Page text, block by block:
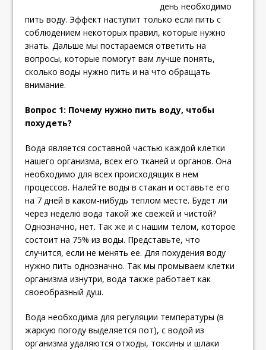
день необходимо
пить воду. Эффект наступит только если пить с
соблюдением некоторых правил, которые нужно
знать. Дальше мы постараемся ответить на
вопросы, которые помогут вам лучше понять,
сколько воды нужно пить и на что обращать
внимание.
Вопрос 1: Почему нужно пить воду, чтобы
похудеть?
Вода является составной частью каждой клетки
нашего организма, всех его тканей и органов. Она
необходимо для всех происходящих в нем
процессов. Налейте воды в стакан и оставьте его
на 7 дней в каком-нибудь теплом месте. Будет ли
через неделю вода такой же свежей и чистой?
Однозначно, нет. Так же и с нашим телом, которое
состоит на 75% из воды. Представьте, что
случится, если не менять ее. Для похудения воду
нужно пить однозначно. Так мы промываем клетки
организма изнутри, вода также работает как
своеобразный душ.
Вода необходима для регуляции температуры (в
жаркую погоду выделяется пот), с водой из
организма удаляются отходы, токсины и шлаки